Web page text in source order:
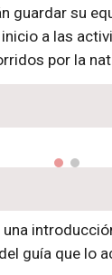
guardar su
a las
por la
guía que lo